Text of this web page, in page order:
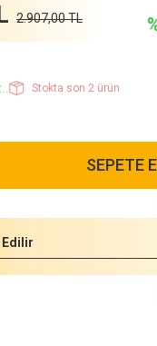
2.907,00 TL
Stokta son 2 ürün
SEPETE
Edilir